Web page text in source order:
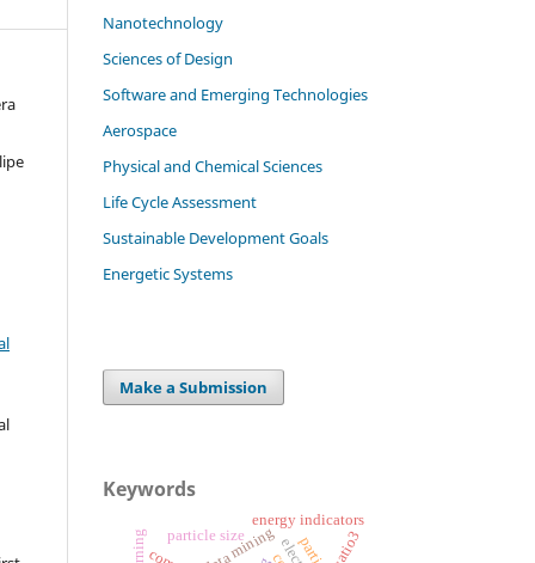
Nanotechnology
Sciences of Design
Software and Emerging Technologies
Aerospace
Physical and Chemical Sciences
Life Cycle Assessment
Sustainable Development Goals
Energetic Systems
Make a Submission
Keywords
data mining
particle size catio3
energy indicators